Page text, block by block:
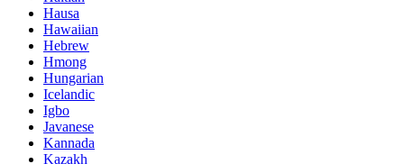
Hausa
Hawaiian
Hebrew
Hmong
Hungarian
Icelandic
Igbo
Javanese
Kannada
Kazakh